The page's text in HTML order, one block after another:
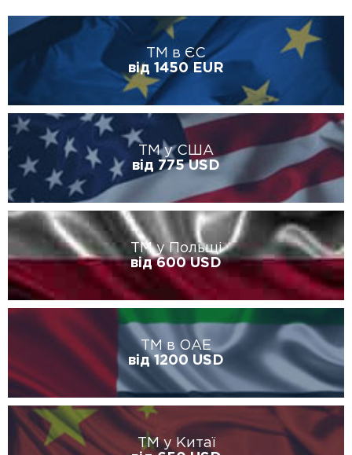
ТМ в ЄС
від 1450 EUR
ТМ у США
від 775 USD
ТМ у Польщі
від 600 USD
ТМ в ОАЕ
від 1200 USD
ТМ у Китаї